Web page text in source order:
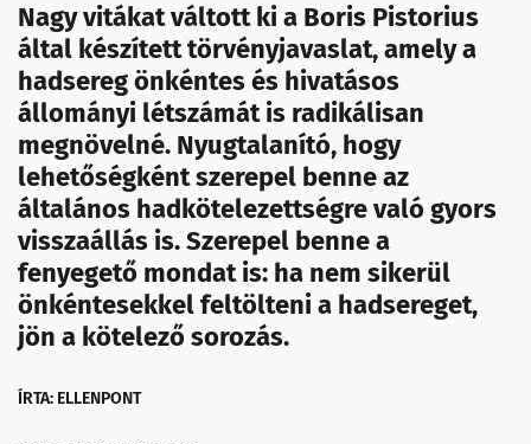
Nagy vitákat váltott ki a Boris Pistorius
által készített törvényjavaslat, amely a
hadsereg önkéntes és hivatásos
állományi létszámát is radikálisan
megnövelné. Nyugtalanító, hogy
lehetőségként szerepel benne az
általános hadkötelezettségre való gyors
visszaállás is. Szerepel benne a
fenyegető mondat is: ha nem sikerül
önkéntesekkel feltölteni a hadsereget,
jön a kötelező sorozás.
ÍRTA: ELLENPONT